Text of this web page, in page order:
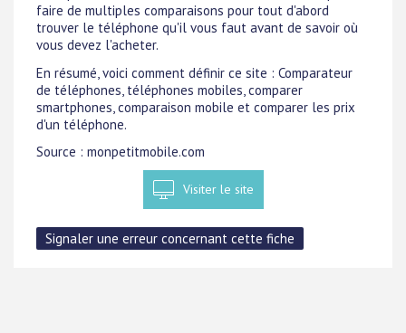
faire de multiples comparaisons pour tout d'abord
trouver le téléphone qu'il vous faut avant de savoir où
vous devez l'acheter.
En résumé, voici comment définir ce site : Comparateur
de téléphones, téléphones mobiles, comparer
smartphones, comparaison mobile et comparer les prix
d'un téléphone.
Source : monpetitmobile.com
Visiter le site